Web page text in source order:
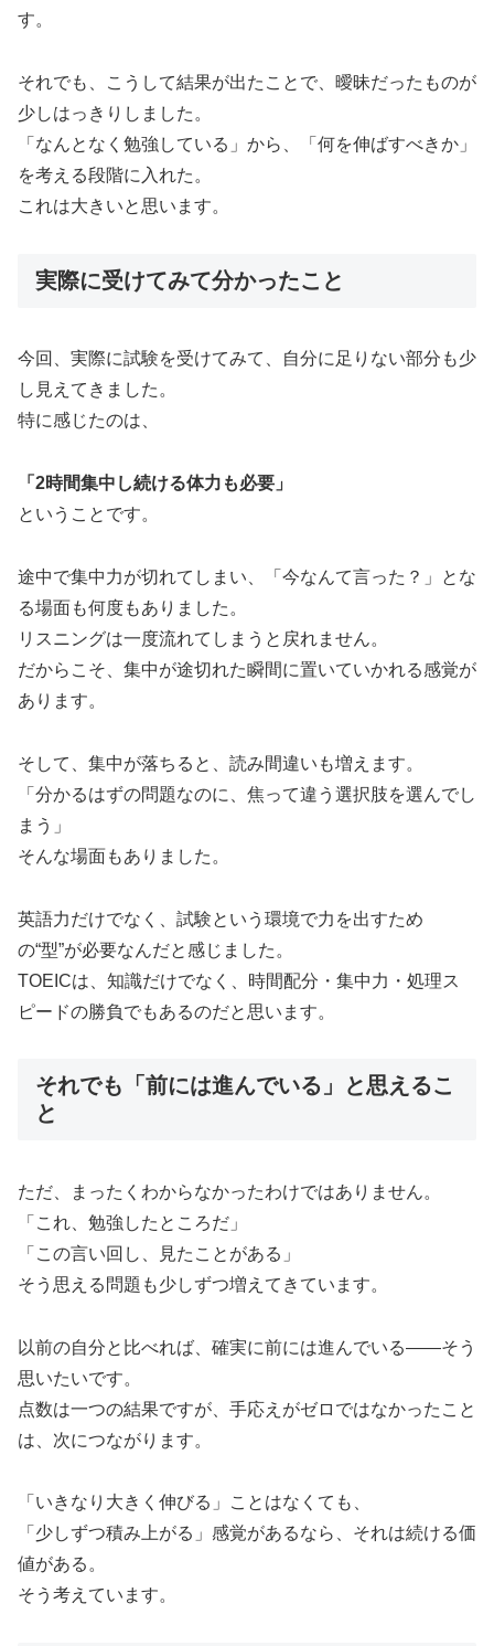
す。
それでも、こうして結果が出たことで、曖昧だったものが
少しはっきりしました。
「なんとなく勉強している」から、「何を伸ばすべきか」
を考える段階に入れた。
これは大きいと思います。
実際に受けてみて分かったこと
今回、実際に試験を受けてみて、自分に足りない部分も少
し見えてきました。
特に感じたのは、
「2時間集中し続ける体力も必要」
ということです。
途中で集中力が切れてしまい、「今なんて言った？」とな
る場面も何度もありました。
リスニングは一度流れてしまうと戻れません。
だからこそ、集中が途切れた瞬間に置いていかれる感覚が
あります。
そして、集中が落ちると、読み間違いも増えます。
「分かるはずの問題なのに、焦って違う選択肢を選んでし
まう」
そんな場面もありました。
英語力だけでなく、試験という環境で力を出すため
の“型”が必要なんだと感じました。
TOEICは、知識だけでなく、時間配分・集中力・処理ス
ピードの勝負でもあるのだと思います。
それでも「前には進んでいる」と思えるこ
と
ただ、まったくわからなかったわけではありません。
「これ、勉強したところだ」
「この言い回し、見たことがある」
そう思える問題も少しずつ増えてきています。
以前の自分と比べれば、確実に前には進んでいる――そう
思いたいです。
点数は一つの結果ですが、手応えがゼロではなかったこと
は、次につながります。
「いきなり大きく伸びる」ことはなくても、
「少しずつ積み上がる」感覚があるなら、それは続ける価
値がある。
そう考えています。